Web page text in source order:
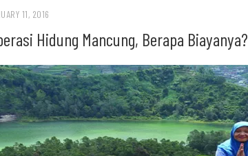
11, 2016
Hidung Mancung, Berapa Biayanya?